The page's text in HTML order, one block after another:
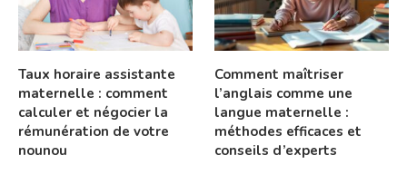
Taux horaire assistante
maternelle : comment
calculer et négocier la
rémunération de votre
nounou
Comment maîtriser
l’anglais comme une
langue maternelle :
méthodes efficaces et
conseils d’experts